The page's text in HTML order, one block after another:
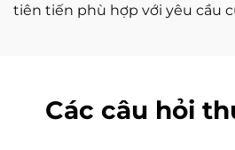
tiên tiến phù hợp với yêu cầu
Các câu hỏi